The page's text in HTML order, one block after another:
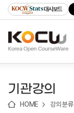
기
기
기
content)
가
대시보드
기관강의
HOME 강의분류